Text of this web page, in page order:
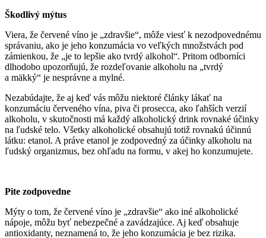
Škodlivý mýtus
Viera, že červené víno je „zdravšie“, môže viesť k nezodpovednému
správaniu, ako je jeho konzumácia vo veľkých množstvách pod
zámienkou, že „je to lepšie ako tvrdý alkohol“. Pritom odborníci
dlhodobo upozorňujú, že rozdeľovanie alkoholu na „tvrdý
a mäkký“ je nesprávne a mylné.
Nezabúdajte, že aj keď vás môžu niektoré články lákať na
konzumáciu červeného vína, piva či prosecca, ako ľahších verzií
alkoholu, v skutočnosti má každý alkoholický drink rovnaké účinky
na ľudské telo. Všetky alkoholické obsahujú totiž rovnakú účinnú
látku: etanol. A práve etanol je zodpovedný za účinky alkoholu na
ľudský organizmus, bez ohľadu na formu, v akej ho konzumujete.
Pite zodpovedne
Mýty o tom, že červené víno je „zdravšie“ ako iné alkoholické
nápoje, môžu byť nebezpečné a zavádzajúce. Aj keď obsahuje
antioxidanty, neznamená to, že jeho konzumácia je bez rizika.